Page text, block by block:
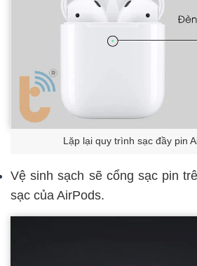
Lặp lại quy trình sạc đầy pin
Vệ sinh sạch sẽ cổng sạc pin
sạc của AirPods.